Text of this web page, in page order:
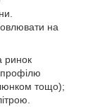
на
ринок
профілю
тощо);